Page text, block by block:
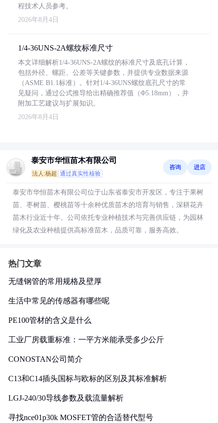
程技术人员参考。
2026年8月4日
1/4-36UNS-2A螺纹标准尺寸
本文详细解析1/4-36UNS-2A螺纹的标准尺寸及底孔计算，
包括外径、螺距、公差等关键参数，并提供专业数据来源
（ASME B1.1标准）。针对1/4-36UNS螺纹底孔尺寸的常
见疑问，通过公式推导给出精确推荐值（Φ5.18mm），并
附加工艺建议与扩展知识。
2026年8月4日
泰安市华恒苗木有限公司
法人:杨超 通过真实性核验
咨询 进店
泰安市华恒苗木有限公司位于山东省泰安市开发区，专注于果树
苗、枣树苗、樱桃苗等十余种优质苗木的培育与销售，深耕花卉
苗木行业近十年。公司依托专业种植技术与完善供应链，为园林
绿化及农业种植提供高标准苗木，品质可靠，服务高效。
热门文章
无缝钢管的常用规格及壁厚
生活中常见的传感器有哪些呢
PE100管材的含义是什么
工业厂房载重标准：一平方米能承受多少公斤
CONOSTAN公司简介
C13和C14插头国标与欧标的区别及其标准解析
LGJ-240/30导线参数及载流量解析
寻找nce01p30k MOSFET管的合适替代型号